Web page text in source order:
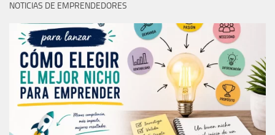
NOTICIAS DE EMPRENDEDORES